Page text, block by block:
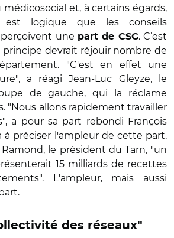
médicosocial et, à certains égards,
logique que les conseils
une part de CSG. C’est
principe devrait réjouir nombre de
"C'est en effet une
a réagi Jean-Luc Gleyze, le
de gauche, qui la réclame
"Nous allons rapidement travailler
a pour sa part rebondi François
à préciser l'ampleur de cette part.
le président du Tarn, "un
15 milliards de recettes
L'ampleur, mais aussi
des réseaux"